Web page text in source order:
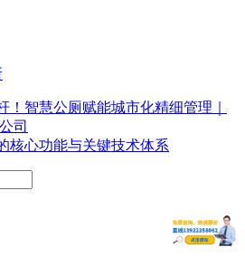
！智慧公厕赋能城市化精细管理｜
司
核心功能与关键技术体系